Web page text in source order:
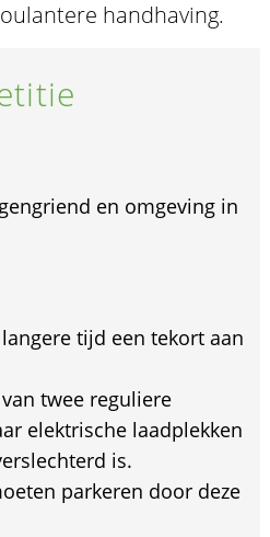
handhaving.
en omgeving in
tijd een tekort aan
twee reguliere
elektrische laadplekken
is.
parkeren door deze